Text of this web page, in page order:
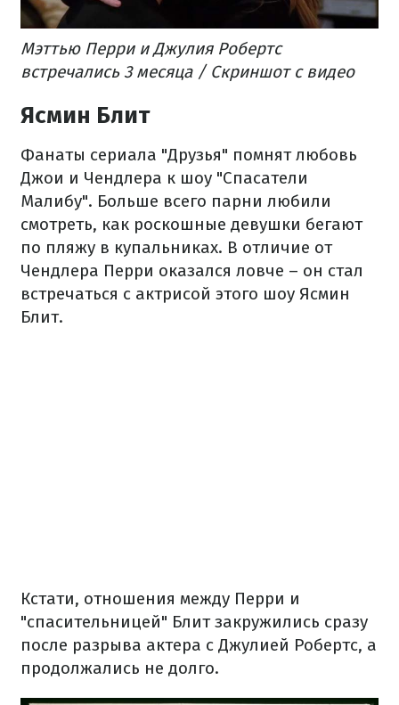
Мэттью Перри и Джулия Робертс
встречались 3 месяца / Скриншот с видео
Ясмин Блит
Фанаты сериала "Друзья" помнят любовь
Джои и Чендлера к шоу "Спасатели
Малибу". Больше всего парни любили
смотреть, как роскошные девушки бегают
по пляжу в купальниках. В отличие от
Чендлера Перри оказался ловче – он стал
встречаться с актрисой этого шоу Ясмин
Блит.
Кстати, отношения между Перри и
"спасительницей" Блит закружились сразу
после разрыва актера с Джулией Робертс, а
продолжались не долго.